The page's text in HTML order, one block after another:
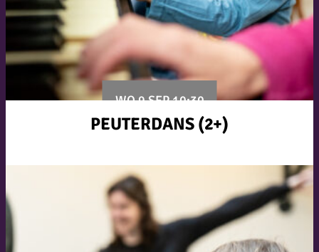
WO 9 SEP 10:30
PEUTERDANS (2+)